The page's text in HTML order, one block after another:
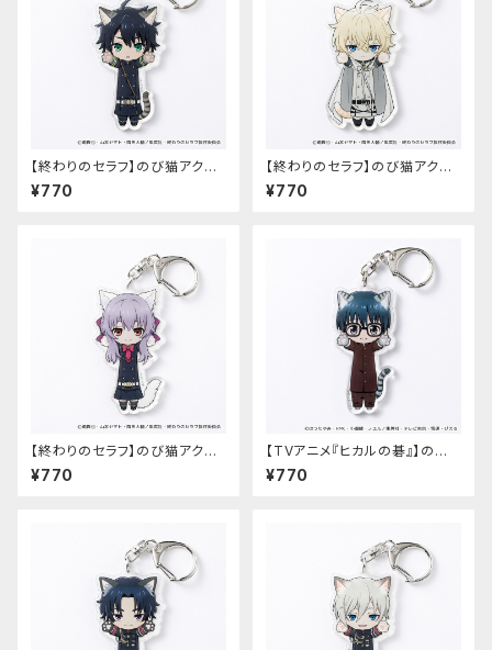
【終わりのセラフ】のび猫アクリ
ルキーホルダー（百夜優一郎）
¥770
【終わりのセラフ】のび猫アクリ
ルキーホルダー（百夜ミカエラ）
¥770
【終わりのセラフ】のび猫アクリ
ルキーホルダー（柊シノア）
¥770
【TVアニメ『ヒカルの碁』】のび
猫アクリルキーホルダー（筒井
公宏）
¥770